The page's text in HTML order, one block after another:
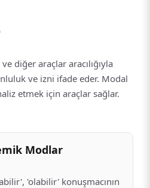
diğer araçlar aracılığıyla
ve izni ifade eder. Modal
etmek için araçlar sağlar.
Modlar
'olabilir' konuşmacının